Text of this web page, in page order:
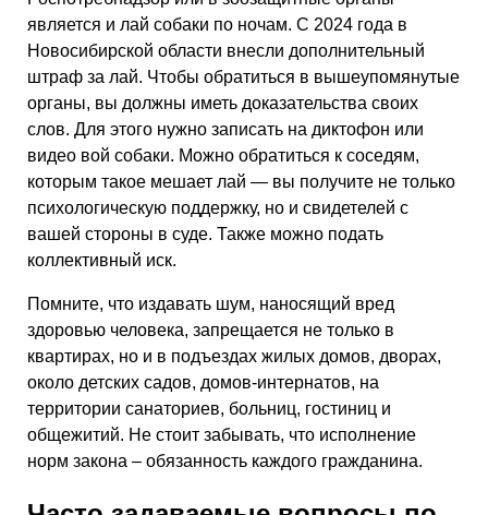
является и лай собаки по ночам. С 2024 года в
Новосибирской области внесли дополнительный
штраф за лай. Чтобы обратиться в вышеупомянутые
органы, вы должны иметь доказательства своих
слов. Для этого нужно записать на диктофон или
видео вой собаки. Можно обратиться к соседям,
которым такое мешает лай — вы получите не только
психологическую поддержку, но и свидетелей с
вашей стороны в суде. Также можно подать
коллективный иск.
Помните, что издавать шум, наносящий вред
здоровью человека, запрещается не только в
квартирах, но и в подъездах жилых домов, дворах,
около детских садов, домов-интернатов, на
территории санаториев, больниц, гостиниц и
общежитий. Не стоит забывать, что исполнение
норм закона – обязанность каждого гражданина.